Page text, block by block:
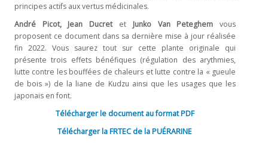
principes actifs aux vertus médicinales.
André Picot, Jean Ducret et Junko Van Peteghem vous
proposent ce document dans sa dernière mise à jour réalisée
fin 2022. Vous saurez tout sur cette plante originale qui
présente trois effets bénéfiques (régulation des arythmies,
lutte contre les bouffées de chaleurs et lutte contre la « gueule
de bois ») de la liane de Kudzu ainsi que les usages que les
japonais en font.
Télécharger le document au format PDF
Télécharger la FRTEC de la PUÉRARINE